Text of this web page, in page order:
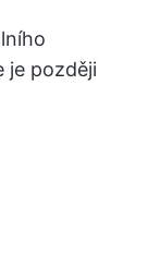
je později